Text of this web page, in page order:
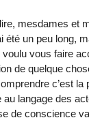
mesdames et
été un peu long,
voulu vous faire
de quelque
c’est la
au langage des
de conscience